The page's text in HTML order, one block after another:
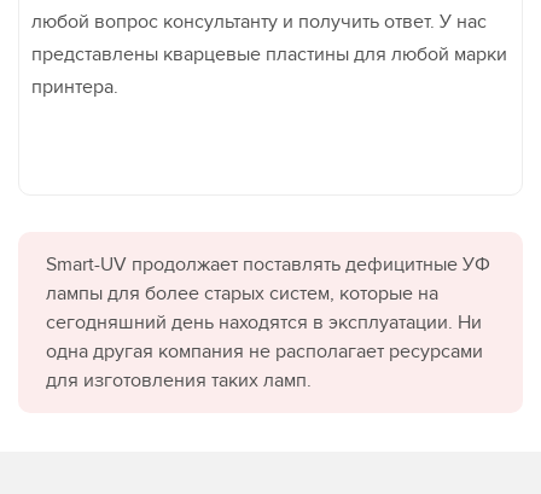
любой вопрос консультанту и получить ответ. У нас
представлены кварцевые пластины для любой марки
принтера.
Smart-UV продолжает поставлять дефицитные УФ
лампы для более старых систем, которые на
сегодняшний день находятся в эксплуатации. Ни
одна другая компания не располагает ресурсами
для изготовления таких ламп.